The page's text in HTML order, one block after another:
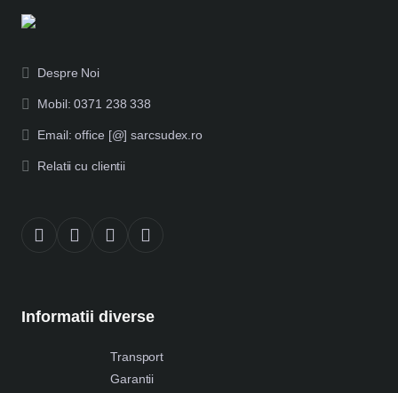
Despre Noi
Mobil: 0371 238 338
Email: office [@] sarcsudex.ro
Relatii cu clientii
Informatii diverse
Transport
Garantii